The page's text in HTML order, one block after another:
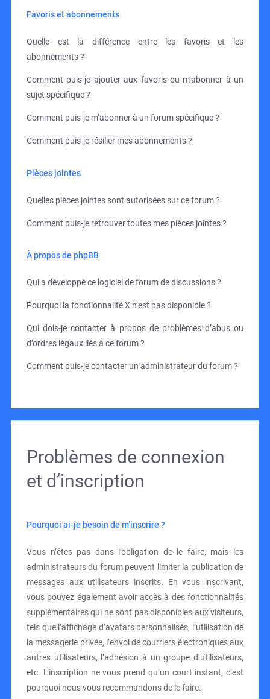
Favoris et abonnements
Quelle est la différence entre les favoris et les
abonnements ?
Comment puis-je ajouter aux favoris ou m’abonner à un
sujet spécifique ?
Comment puis-je m’abonner à un forum spécifique ?
Comment puis-je résilier mes abonnements ?
Pièces jointes
Quelles pièces jointes sont autorisées sur ce forum ?
Comment puis-je retrouver toutes mes pièces jointes ?
À propos de phpBB
Qui a développé ce logiciel de forum de discussions ?
Pourquoi la fonctionnalité X n’est pas disponible ?
Qui dois-je contacter à propos de problèmes d’abus ou
d’ordres légaux liés à ce forum ?
Comment puis-je contacter un administrateur du forum ?
Problèmes de connexion
et d’inscription
Pourquoi ai-je besoin de m’inscrire ?
Vous n’êtes pas dans l’obligation de le faire, mais les
administrateurs du forum peuvent limiter la publication de
messages aux utilisateurs inscrits. En vous inscrivant,
vous pouvez également avoir accès à des fonctionnalités
supplémentaires qui ne sont pas disponibles aux visiteurs,
tels que l’affichage d’avatars personnalisés, l’utilisation de
la messagerie privée, l’envoi de courriers électroniques aux
autres utilisateurs, l’adhésion à un groupe d’utilisateurs,
etc. L’inscription ne vous prend qu’un court instant, c’est
pourquoi nous vous recommandons de le faire.